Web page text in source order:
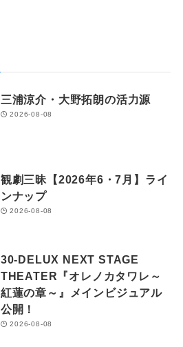
三浦涼介・大野拓朗の活力源
2026-08-08
観劇三昧【2026年6・7月】ライ
ンナップ
2026-08-08
30-DELUX NEXT STAGE
THEATER『オレノカタワレ～
紅蓮の章～』メインビジュアル
公開！
2026-08-08